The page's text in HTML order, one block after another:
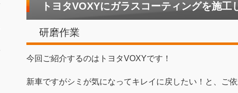
トヨタVOXYにガラスコーティングを施工
研磨作業
今回ご紹介するのはトヨタVOXYです！
新車ですがシミが気になってキレイに戻したい！と、ご依